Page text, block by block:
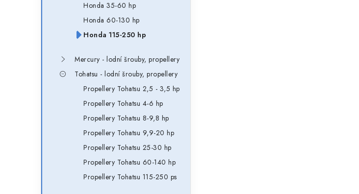
Honda 35-60 hp
Honda 60-130 hp
Honda 115-250 hp
Mercury - lodní šrouby, propellery
Tohatsu - lodní šrouby, propellery
Propellery Tohatsu 2,5 - 3,5 hp
Propellery Tohatsu 4-6 hp
Propellery Tohatsu 8-9,8 hp
Propellery Tohatsu 9,9-20 hp
Propellery Tohatsu 25-30 hp
Propellery Tohatsu 60-140 hp
Propellery Tohatsu 115-250 ps